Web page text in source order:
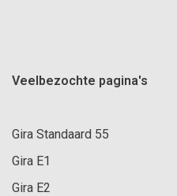
Veelbezochte pagina's
Gira Standaard 55
Gira E1
Gira E2